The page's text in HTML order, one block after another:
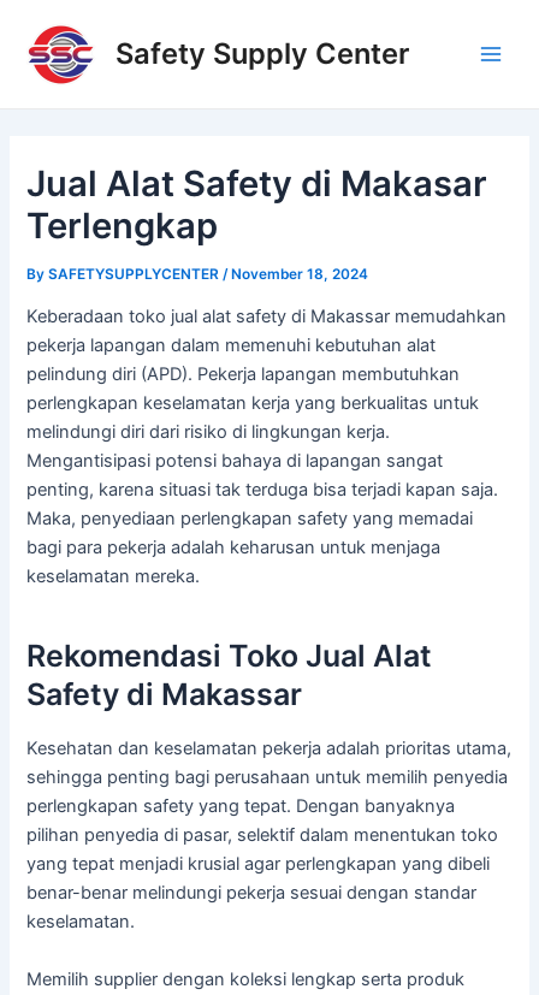
content
Safety Supply Center
Jual Alat Safety di Makasar
Terlengkap
BySAFETYSUPPLYCENTER/ November 18, 2024
Keberadaan toko jual alat safety di Makassar memudahkan
pekerja lapangan dalam memenuhi kebutuhan alat
pelindung diri (APD). Pekerja lapangan membutuhkan
perlengkapan keselamatan kerja yang berkualitas untuk
melindungi diri dari risiko di lingkungan kerja.
Mengantisipasi potensi bahaya di lapangan sangat
penting, karena situasi tak terduga bisa terjadi kapan saja.
Maka, penyediaan perlengkapan safety yang memadai
bagi para pekerja adalah keharusan untuk menjaga
keselamatan mereka.
Rekomendasi Toko Jual Alat
Safety di Makassar
Kesehatan dan keselamatan pekerja adalah prioritas utama,
sehingga penting bagi perusahaan untuk memilih penyedia
perlengkapan safety yang tepat. Dengan banyaknya
pilihan penyedia di pasar, selektif dalam menentukan toko
yang tepat menjadi krusial agar perlengkapan yang dibeli
benar-benar melindungi pekerja sesuai dengan standar
keselamatan.
Memilih supplier dengan koleksi lengkap serta produk
navigation